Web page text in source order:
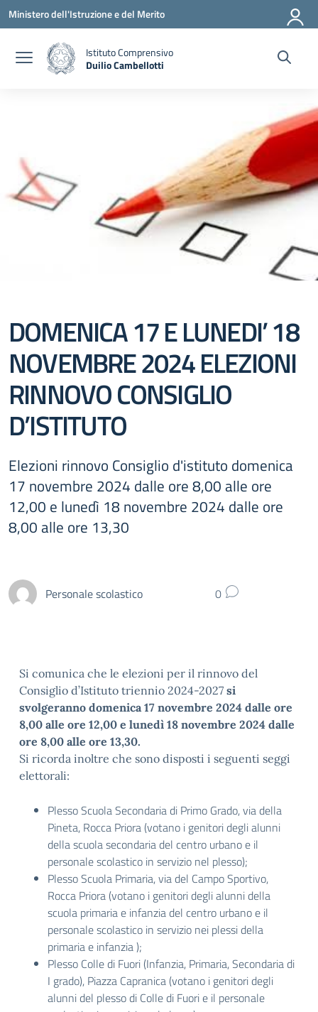
Vai ai contenuti
Vai al menu di navigazione
Vai al footer
Ministero dell'Istruzione e del Merito
Istituto Comprensivo
Duilio Cambellotti
DOMENICA 17 E LUNEDI’ 18
NOVEMBRE 2024 ELEZIONI
RINNOVO CONSIGLIO
D’ISTITUTO
Elezioni rinnovo Consiglio d'istituto domenica
17 novembre 2024 dalle ore 8,00 alle ore
12,00 e lunedì 18 novembre 2024 dalle ore
8,00 alle ore 13,30
Personale scolastico 0
Si comunica che le elezioni per il rinnovo del
Consiglio d’Istituto triennio 2024-2027 si
svolgeranno domenica 17 novembre 2024 dalle ore
8,00 alle ore 12,00 e lunedì 18 novembre 2024 dalle
ore 8,00 alle ore 13,30.
Si ricorda inoltre che sono disposti i seguenti seggi
elettorali:
Plesso Scuola Secondaria di Primo Grado, via della
Pineta, Rocca Priora (votano i genitori degli alunni
della scuola secondaria del centro urbano e il
personale scolastico in servizio nel plesso);
Plesso Scuola Primaria, via del Campo Sportivo,
Rocca Priora (votano i genitori degli alunni della
scuola primaria e infanzia del centro urbano e il
personale scolastico in servizio nei plessi della
primaria e infanzia );
Plesso Colle di Fuori (Infanzia, Primaria, Secondaria di
I grado), Piazza Capranica (votano i genitori degli
alunni del plesso di Colle di Fuori e il personale